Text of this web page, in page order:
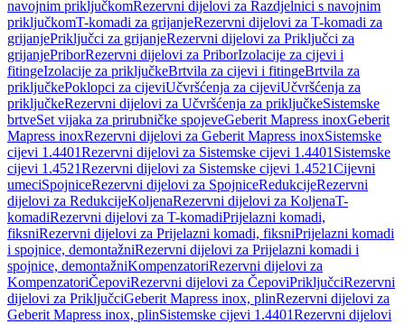
navojnim priključkomRezervni dijelovi za Razdjelnici s navojnim
priključkomT-komadi za grijanjeRezervni dijelovi za T-komadi za
grijanjePriključci za grijanjeRezervni dijelovi za Priključci za
grijanjePriborRezervni dijelovi za PriborIzolacije za cijevi i
fitingeIzolacije za priključkeBrtvila za cijevi i fitingeBrtvila za
priključkePoklopci za cijeviUčvršćenja za cijeviUčvršćenja za
priključkeRezervni dijelovi za Učvršćenja za priključkeSistemske
brtveSet vijaka za prirubničke spojeveGeberit Mapress inoxGeberit
Mapress inoxRezervni dijelovi za Geberit Mapress inoxSistemske
cijevi 1.4401Rezervni dijelovi za Sistemske cijevi 1.4401 Sistemske
cijevi 1.4521Rezervni dijelovi za Sistemske cijevi 1.4521Cijevni
umeciSpojniceRezervni dijelovi za SpojniceRedukcijeRezervni
dijelovi za RedukcijeKoljenaRezervni dijelovi za KoljenaT-
komadiRezervni dijelovi za T-komadiPrijelazni komadi,
fiksniRezervni dijelovi za Prijelazni komadi, fiksniPrijelazni komadi
i spojnice, demontažniRezervni dijelovi za Prijelazni komadi i
spojnice, demontažniKompenzatoriRezervni dijelovi za
KompenzatoriČepoviRezervni dijelovi za ČepoviPriključciRezervni
dijelovi za PriključciGeberit Mapress inox, plinRezervni dijelovi za
Geberit Mapress inox, plinSistemske cijevi 1.4401Rezervni dijelovi